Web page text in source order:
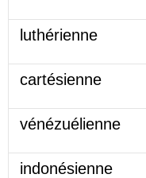
luthérienne
cartésienne
vénézuélienne
indonésienne